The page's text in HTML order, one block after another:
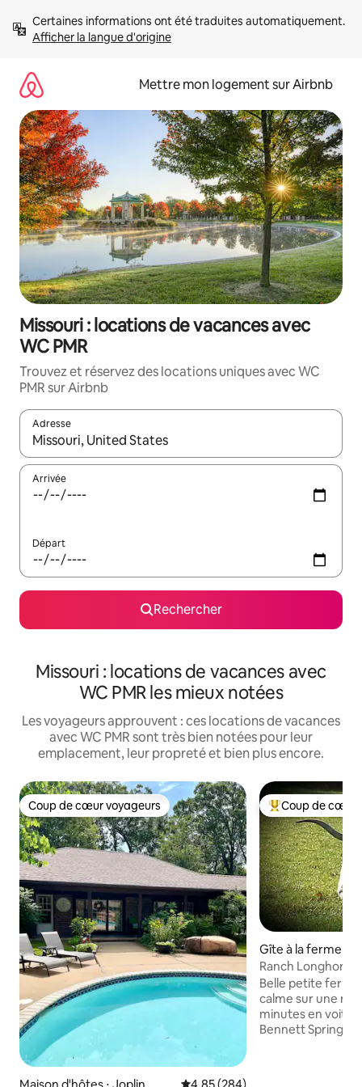
directement
Afficher la langue d'origine
Mettre mon logement sur Airbnb
Missouri : locations de vacances avec
WC PMR
Trouvez et réservez des locations uniques avec WC
PMR sur Airbnb
Adresse
Lorsque les résultats s'affichent, utilisez les flèches vers le
Arrivée
Départ
Rechercher
Missouri : locations de vacances avec
WC PMR les mieux notées
Les voyageurs approuvent : ces locations de vacances
avec WC PMR sont très bien notées pour leur
emplacement, leur propreté et bien plus encore.
Coup de cœur voyageurs
Coup de cœur voyageurs Coups de cœur
Coup de cœur
Gîte à la ferme ⋅
Ranch Longhorn
fabriqués par les
Belle petite
calme sur une
minutes en
Bennett Springs